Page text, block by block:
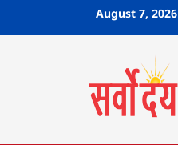
August 7, 2026